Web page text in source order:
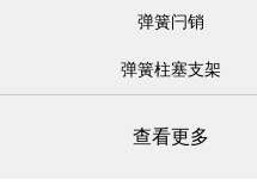
弹簧闩销
弹簧柱塞支架
查看更多